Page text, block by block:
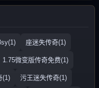
座迷失传奇(1)
1.75微变版传奇免费(1)
(1) 污王迷失传奇(1)